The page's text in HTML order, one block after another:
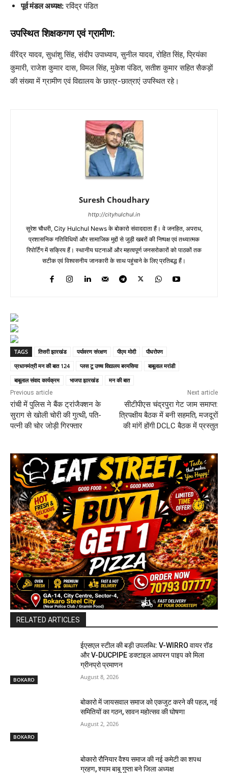
पूर्व मंडल अध्यक्ष:रविंद्र पंडित
उपस्थित शिक्षकगण एवं ग्रामीण:
वीरेंद्र यादव, सुधांशु सिंह, संदीप उपाध्याय, सुनील यादव, रोहित सिंह, प्रियंका
कुमारी, राजेश कुमार दास, विमल सिंह, मुकेश पंडित, सतीश कुमार सहित सैकड़ों
की संख्या में ग्रामीण एवं विद्यालय के छात्र-छात्राएं उपस्थित रहे।
Suresh Choudhary
http://cityhulchul.in
सुरेश चौधरी, City Hulchul News के बोकारो संवाददाता हैं। वे जनहित, अपराध,
प्रशासनिक गतिविधियों और सामाजिक मुद्दों से जुड़ी खबरों की निष्पक्ष एवं तथ्यात्मक
रिपोर्टिंग में सक्रिय हैं। स्थानीय घटनाओं और महत्वपूर्ण जनसरोकारों को पाठकों तक
सटीक एवं विश्वसनीय जानकारी के साथ पहुंचाने के लिए प्रतिबद्ध हैं।
TAGS तिसरी झारखंड पर्यावरण संरक्षण पीएम मोदी
पौधरोपण
प्रधानमंत्री मन की बात 124
प्लस टू उच्च विद्यालय बरमसिया
बाबूलाल मरांडी
बाबूलाल संवाद कार्यक्रम
भाजपा झारखंड मन की बात
Previous article
रांची में पुलिस ने बैंक ट्रांजैक्शन के
सुराग से खोली चोरी की गुत्थी, पति-
पत्नी की चोर जोड़ी गिरफ्तार
Next article
सीटीपीएस चंद्रपुरा गेट जाम समाप्त:
त्रिपक्षीय बैठक में बनी सहमति, मजदूरों
की मांगें होंगी DCLC बैठक में प्रस्तुत
RELATED ARTICLES
BOKARO
ईएसएल स्टील की बड़ी उपलब्धि: V-WIRRO वायर रॉड
और V-DUCPIPE डक्टाइल आयरन पाइप को मिला
ग्रीनप्रो प्रमाणन
August 8, 2026
BOKARO
बोकारो में जायसवाल समाज को एकजुट करने की पहल, नई
समितियों का गठन, सावन महोत्सव की घोषणा
August 2, 2026
बोकारो रौनियार वैश्य समाज की नई कमेटी का शपथ
ग्रहण, श्याम बाबू गुप्ता बने जिला अध्यक्ष